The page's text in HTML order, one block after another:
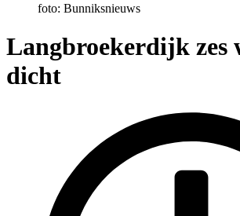
foto: Bunniksnieuws
Langbroekerdijk zes
dicht